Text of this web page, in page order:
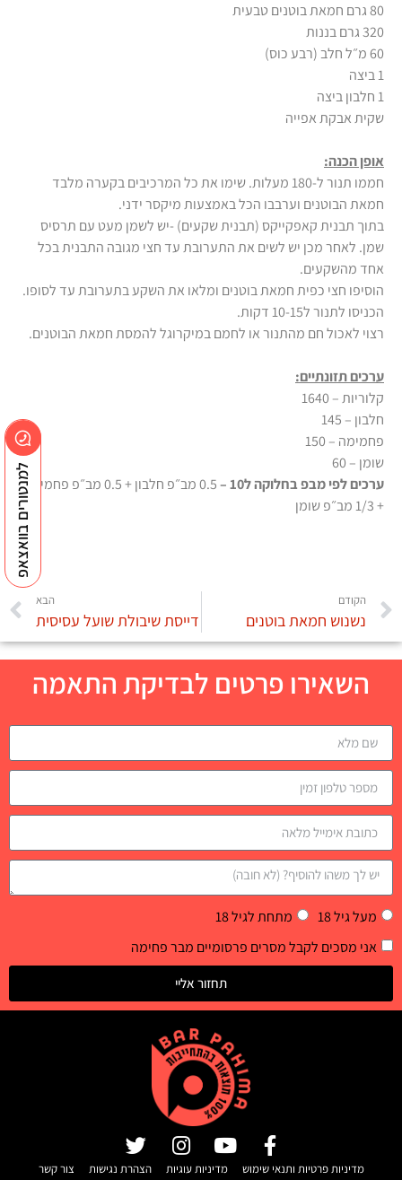
80 גרם חמאת בוטנים טבעית
320 גרם בננות
60 מ״ל חלב (רבע כוס)
1 ביצה
1 חלבון ביצה
שקית אבקת אפייה
אופן הכנה:
חממו תנור ל-180 מעלות. שימו את כל המרכיבים בקערה מלבד
חמאת הבוטנים וערבבו הכל באמצעות מיקסר ידני.
בתוך תבנית קאפקייקס (תבנית שקעים) -יש לשמן מעט עם תרסיס
שמן. לאחר מכן יש לשים את התערובת עד חצי מגובה התבנית בכל
אחד מהשקעים.
הוסיפו חצי כפית חמאת בוטנים ומלאו את השקע בתערובת עד לסופו.
הכניסו לתנור ל10-15 דקות.
רצוי לאכול חם מהתנור או לחמם במיקרוגל להמסת חמאת הבוטנים.
ערכים תזונתיים:
קלוריות – 1640
חלבון – 145
פחמימה – 150
שומן – 60
ערכים לפי מבפ בחלוקה ל10 –
0.5 מב״פ חלבון + 0.5 מב״פ פחמימה
+ 1/3 מב״פ שומן
הקודם
נשנוש חמאת בוטנים
הבא
דייסת שיבולת שועל עסיסית
השאירו פרטים לבדיקת התאמה
מעל גיל 18
מתחת לגיל 18
אני מסכים לקבל מסרים פרסומיים מבר פחימה
תחזור אליי
מדיניות פרטיות ותנאי שימוש מדיניות עוגיות הצהרת נגישות צור קשר
למנטורים בוואצאפ